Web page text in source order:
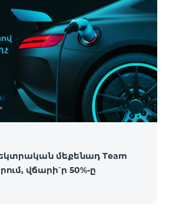
մեքենադ Team
վճարի՛ր 50%-ը